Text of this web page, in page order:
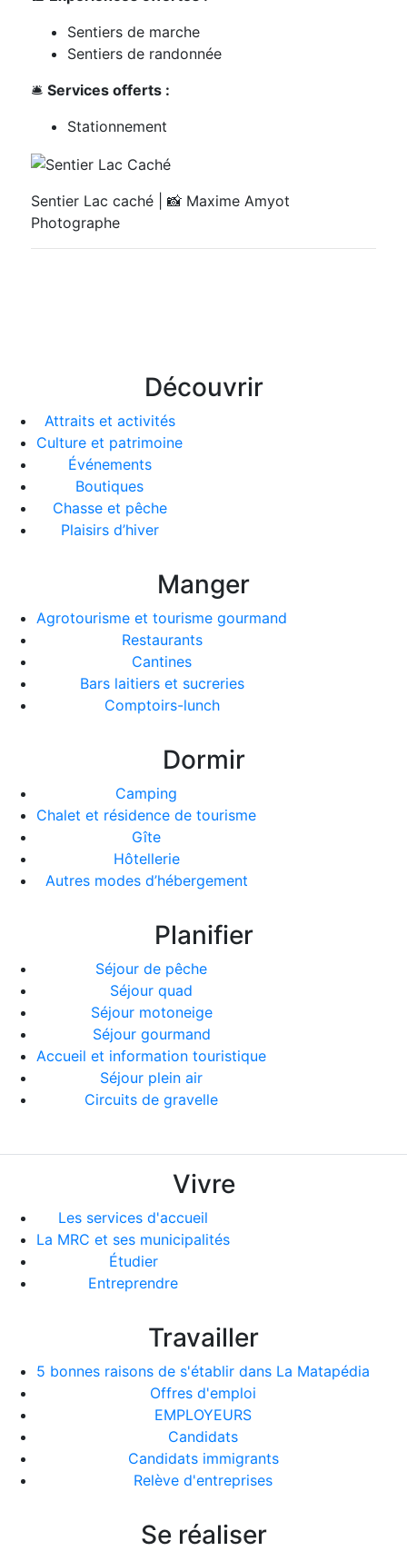
Sentiers de marche
Sentiers de randonnée
🛎️ Services offerts :
Stationnement
Sentier Lac caché | 📸 Maxime Amyot
Photographe
Découvrir
Attraits et activités
Culture et patrimoine
Événements
Boutiques
Chasse et pêche
Plaisirs d’hiver
Manger
Agrotourisme et tourisme gourmand
Restaurants
Cantines
Bars laitiers et sucreries
Comptoirs-lunch
Dormir
Camping
Chalet et résidence de tourisme
Gîte
Hôtellerie
Autres modes d’hébergement
Planifier
Séjour de pêche
Séjour quad
Séjour motoneige
Séjour gourmand
Accueil et information touristique
Séjour plein air
Circuits de gravelle
Vivre
Les services d'accueil
La MRC et ses municipalités
Étudier
Entreprendre
Travailler
5 bonnes raisons de s'établir dans La Matapédia
Offres d'emploi
EMPLOYEURS
Candidats
Candidats immigrants
Relève d'entreprises
Se réaliser